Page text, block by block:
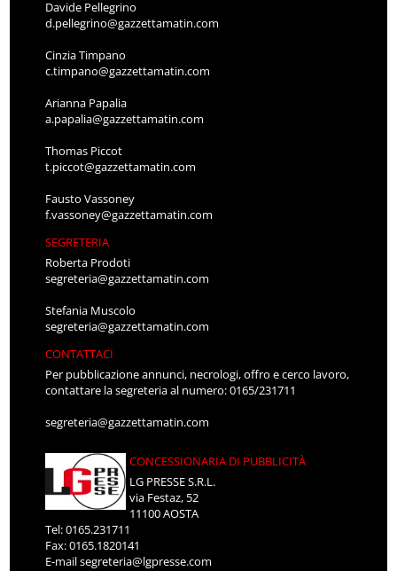
Davide Pellegrino
d.pellegrino@gazzettamatin.com
Cinzia Timpano
c.timpano@gazzettamatin.com
Arianna Papalia
a.papalia@gazzettamatin.com
Thomas Piccot
t.piccot@gazzettamatin.com
Fausto Vassoney
f.vassoney@gazzettamatin.com
SEGRETERIA
Roberta Prodoti
segreteria@gazzettamatin.com
Stefania Muscolo
segreteria@gazzettamatin.com
CONTATTACI
Per pubblicazione annunci, necrologi, offro e cerco lavoro,
contattare la segreteria al numero: 0165/231711
segreteria@gazzettamatin.com
CONCESSIONARIA DI PUBBLICITÀ
LG PRESSE S.R.L.
via Festaz, 52
11100 AOSTA
Tel: 0165.231711
Fax: 0165.1820141
E-mailsegreteria@lgpresse.com